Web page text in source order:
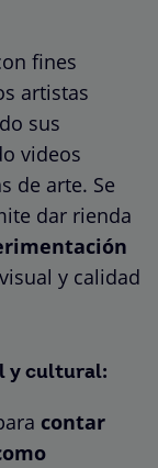
fines
artistas
sus
videos
de arte. Se
dar rienda
y calidad
y cultural:
contar